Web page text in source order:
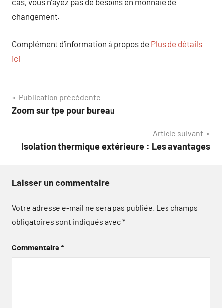
cas, vous n’ayez pas de besoins en monnaie de
changement.
Complément d’information à propos de Plus de détails
ici
Navigation
de
Publication précédente
Zoom sur tpe pour bureau
Article suivant
Isolation thermique extérieure : Les avantages
Laisser un commentaire
Votre adresse e-mail ne sera pas publiée. Les champs
obligatoires sont indiqués avec*
Commentaire*